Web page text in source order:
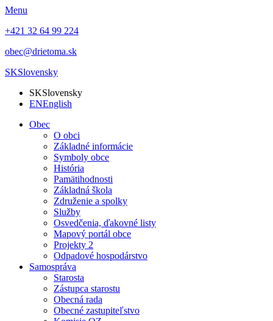
Menu
+421 32 64 99 224
obec@drietoma.sk
SKSlovensky
SKSlovensky
ENEnglish
Obec
O obci
Základné informácie
Symboly obce
História
Pamätihodnosti
Základná škola
Združenie a spolky
Služby
Osvedčenia, ďakovné listy
Mapový portál obce
Projekty 2
Odpadové hospodárstvo
Samospráva
Starosta
Zástupca starostu
Obecná rada
Obecné zastupiteľstvo